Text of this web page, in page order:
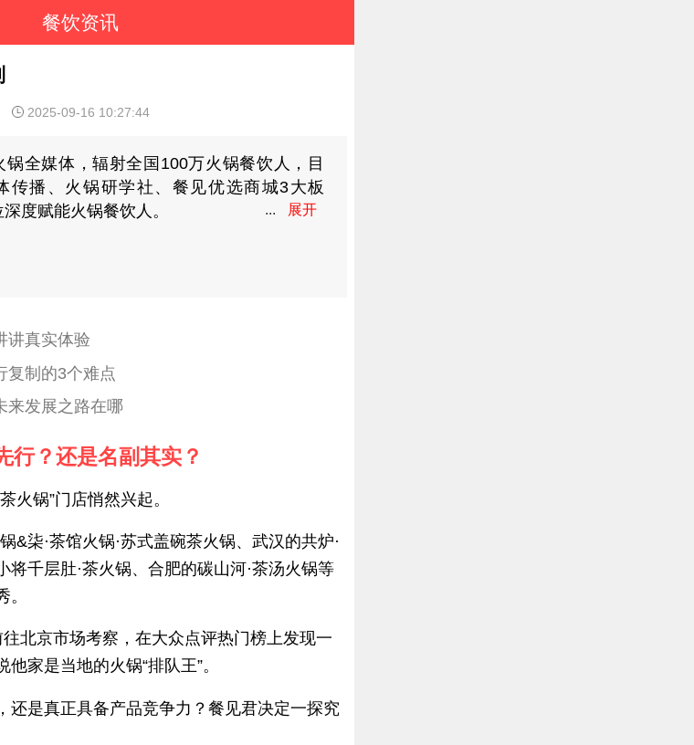
餐饮资讯
2025-09-16 10:27:44
锅全媒体，辐射全国100万火锅餐饮人，目
传播、火锅研学社、餐见优选商城3大板
度赋能火锅餐饮人。
讲真实体验
复制的3个难点
来发展之路在哪
行？还是名副其实？
火锅”门店悄然兴起。
&柒·茶馆火锅·苏式盖碗茶火锅、武汉的共炉·
将千层肚·茶火锅、合肥的碳山河·茶汤火锅等
北京市场考察，在大众点评热门榜上发现一
家是当地的火锅“排队王”。
还是真正具备产品竞争力？餐见君决定一探究